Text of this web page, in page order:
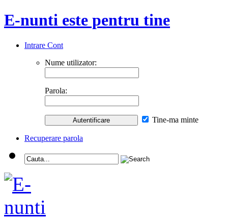
E-nunti este pentru tine
Intrare Cont
Nume utilizator:
Parola:
Tine-ma minte
Recuperare parola